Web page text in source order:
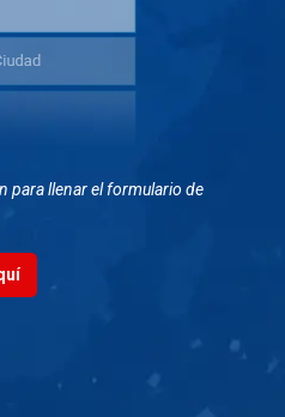
para llenar el formulario de